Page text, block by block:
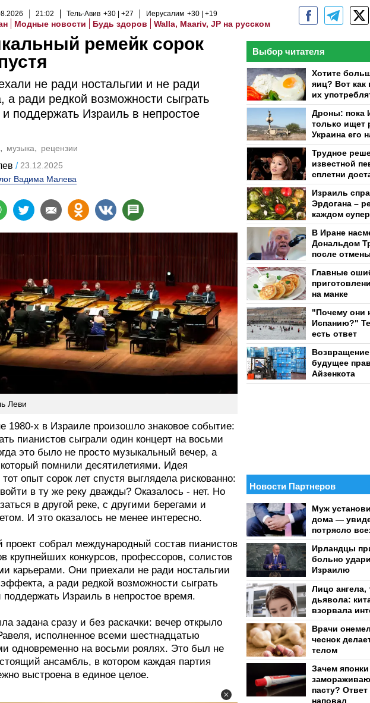
.2026 21:02 Тель-Авив +30 +27 Иерусалим +30 +19
Модные новости Будь здоров Walla, Maariv, JP на русском
ремейк сорок
не ради ностальгии и не ради
а ради редкой возможности сыграть
поддержать Израиль в непростое
музыка рецензии
23.12.2025
Вадима Малева
Леви
1980-х в Израиле произошло знаковое событие:
пианистов сыграли один концерт на восьми
это было не просто музыкальный вечер, а
который помнили десятилетиями. Идея
тот опыт сорок лет спустя выглядела рискованно:
в ту же реку дважды? Оказалось - нет. Но
в другой реке, с другими берегами и
И это оказалось не менее интересно.
собрал международный состав пианистов
крупнейших конкурсов, профессоров, солистов
карьерами. Они приехали не ради ностальгии
а ради редкой возможности сыграть
поддержать Израиль в непростое время.
задана сразу и без раскачки: вечер открыло
исполненное всеми шестнадцатью
одновременно на восьми роялях. Это был не
ансамбль, в котором каждая партия
выстроена в единое целое.
Выбор читателя
Хотите
яиц? Вот как
их
Дроны: пока
только ищет
Украина его
Трудное
известной
сплетни
Израиль
Эрдогана –
каждом
В Иране
Дональдом
после
Главные
на манке
"Почему они
Испанию?"
есть ответ
будущее
Айзенкота